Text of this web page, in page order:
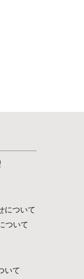
について
ついて
いて